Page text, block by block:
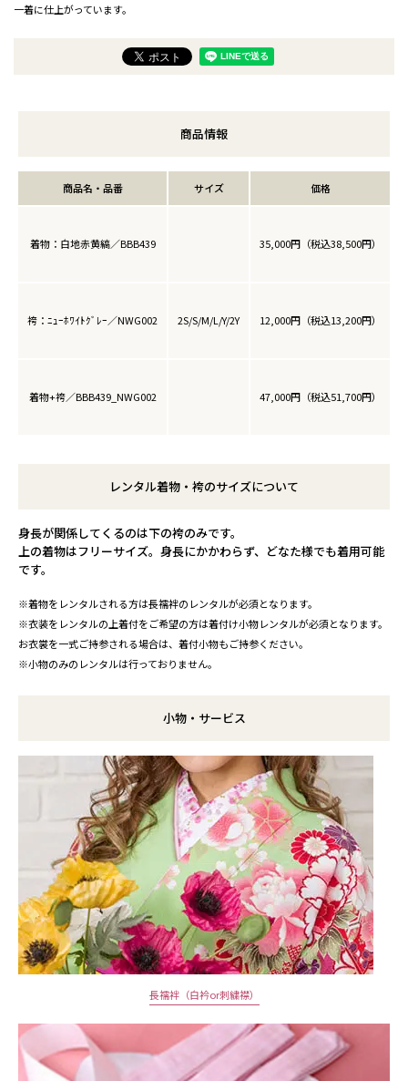
一着に仕上がっています。
商品情報
商品名・品番 サイズ 価格
着物：白地赤黄縞／BBB439 35,000円（税込38,500円）
袴：ﾆｭｰﾎﾜｲﾄｸﾞﾚｰ／NWG002 2S/S/M/L/Y/2Y 12,000円（税込13,200円）
着物+袴／BBB439_NWG002 47,000円（税込51,700円）
レンタル着物・袴のサイズについて
身長が関係してくるのは下の袴のみです。
上の着物はフリーサイズ。身長にかかわらず、どなた様でも着用可能
です。
※着物をレンタルされる方は長襦袢のレンタルが必須となります。
※衣装をレンタルの上着付をご希望の方は着付け小物レンタルが必須となります。
お衣裳を一式ご持参される場合は、着付小物もご持参ください。
※小物のみのレンタルは行っておりません。
小物・サービス
長襦袢（白衿or刺繍襟）